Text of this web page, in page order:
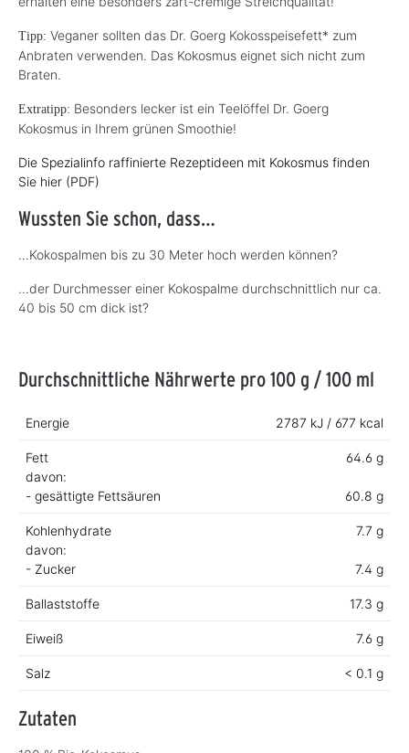
Tipp: Veganer sollten das Dr. Goerg Kokosspeisefett* zum
Anbraten verwenden. Das Kokosmus eignet sich nicht zum
Braten.
Extratipp: Besonders lecker ist ein Teelöffel Dr. Goerg
Kokosmus in Ihrem grünen Smoothie!
Die Spezialinfo raffinierte Rezeptideen mit Kokosmus finden
Sie hier (PDF)
Wussten Sie schon, dass…
…Kokospalmen bis zu 30 Meter hoch werden können?
…der Durchmesser einer Kokospalme durchschnittlich nur ca.
40 bis 50 cm dick ist?
Durchschnittliche Nährwerte pro 100 g / 100 ml
Energie 2787 kJ / 677 kcal
Fett
davon:
- gesättigte Fettsäuren
64.6 g
60.8 g
Kohlenhydrate
davon:
- Zucker
7.7 g
7.4 g
Ballaststoffe 17.3 g
Eiweiß 7.6 g
Salz < 0.1 g
Zutaten